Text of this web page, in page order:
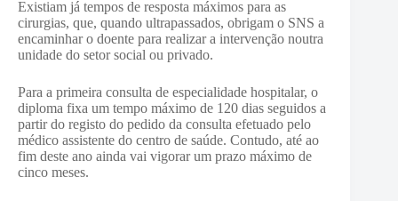
Existiam já tempos de resposta máximos para as
cirurgias, que, quando ultrapassados, obrigam o SNS a
encaminhar o doente para realizar a intervenção noutra
unidade do setor social ou privado.
Para a primeira consulta de especialidade hospitalar, o
diploma fixa um tempo máximo de 120 dias seguidos a
partir do registo do pedido da consulta efetuado pelo
médico assistente do centro de saúde. Contudo, até ao
fim deste ano ainda vai vigorar um prazo máximo de
cinco meses.